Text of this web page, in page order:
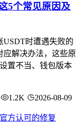
5个常见原因及
USDT时遭遇失败的
应解决办法，这些原
置不当、钱包版本
1.2K 2026-08-09